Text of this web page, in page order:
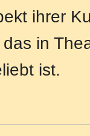
ihrer
in
ist.